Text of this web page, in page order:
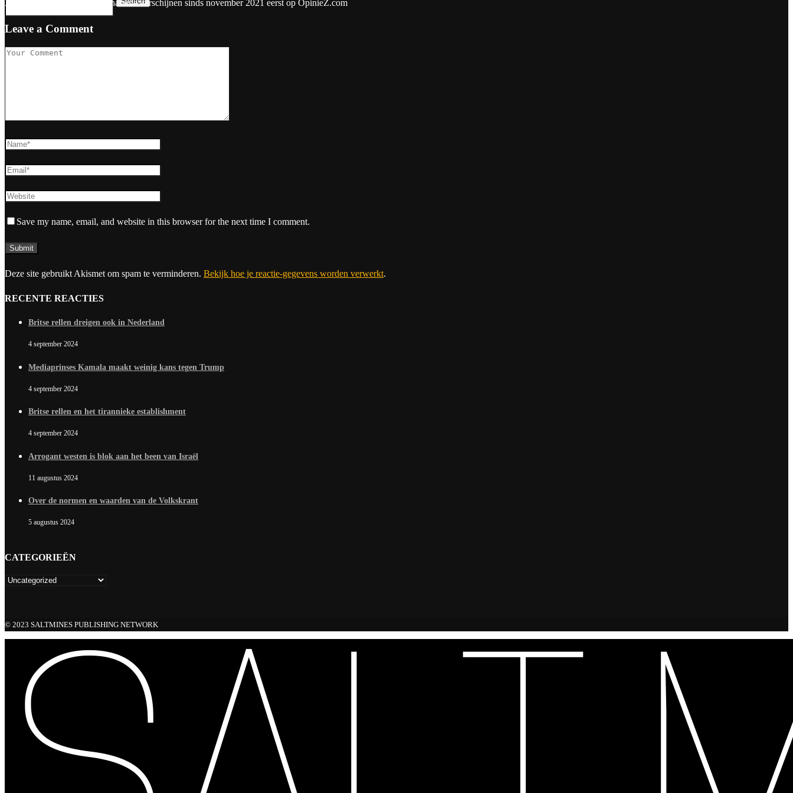
Artikelen van Maaike van Charante verschijnen sinds november 2021 eerst op OpinieZ.com
Leave a Comment
Save my name, email, and website in this browser for the next time I comment.
Deze site gebruikt Akismet om spam te verminderen. Bekijk hoe je reactie-gegevens worden verwerkt.
RECENTE REACTIES
Britse rellen dreigen ook in Nederland
4 september 2024
Mediaprinses Kamala maakt weinig kans tegen Trump
4 september 2024
Britse rellen en het tirannieke establishment
4 september 2024
Arrogant westen is blok aan het been van Israël
11 augustus 2024
Over de normen en waarden van de Volkskrant
5 augustus 2024
CATEGORIEËN
© 2023 SALTMINES PUBLISHING NETWORK